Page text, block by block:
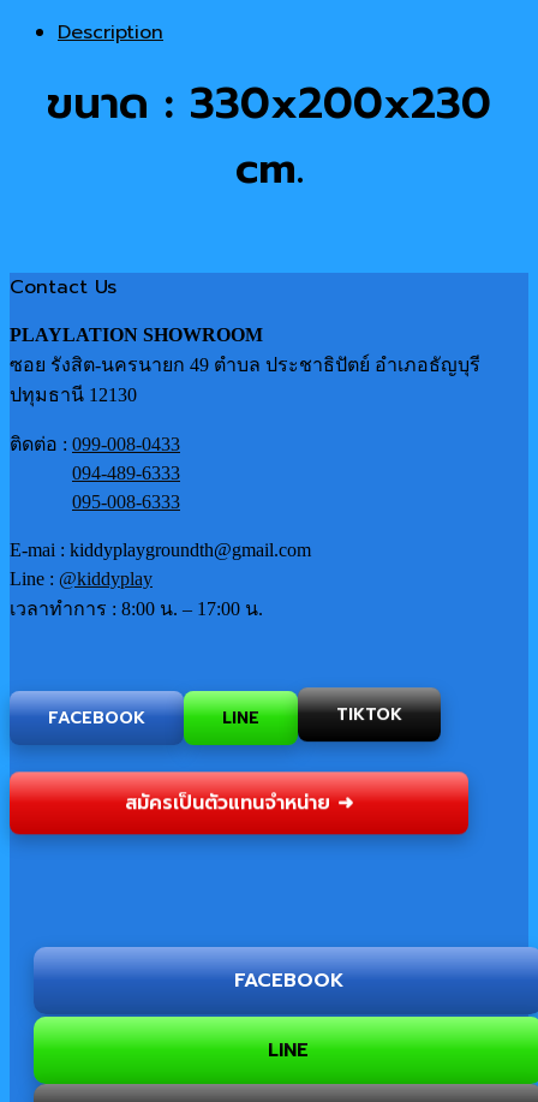
Description
ขนาด : 330x200x230
cm.
Contact Us
PLAYLATION SHOWROOM
ซอย รังสิต-นครนายก 49 ตำบล ประชาธิปัตย์ อำเภอธัญบุรี
ปทุมธานี 12130
ติดต่อ : 099-008-0433
094-489-6333
095-008-6333
E-mai : kiddyplaygroundth@gmail.com
Line : @kiddyplay
เวลาทำการ : 8:00 น. – 17:00 น.
FACEBOOK LINE TIKTOK
สมัครเป็นตัวแทนจำหน่าย ➜
FACEBOOK
LINE